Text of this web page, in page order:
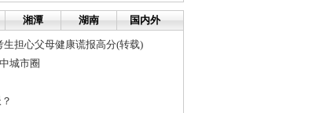
湘潭 湖南 国内外
担心父母健康谎报高分(转载)
城市圈